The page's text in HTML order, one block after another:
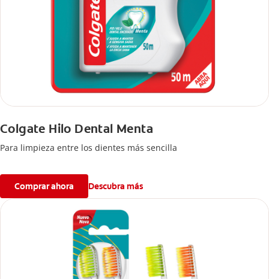
Colgate Hilo Dental Menta
Para limpieza entre los dientes más sencilla
Comprar ahora Descubra más